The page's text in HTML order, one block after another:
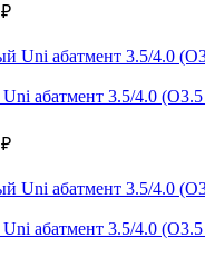
₽
абатмент 3.5/4.0
₽
абатмент 3.5/4.0